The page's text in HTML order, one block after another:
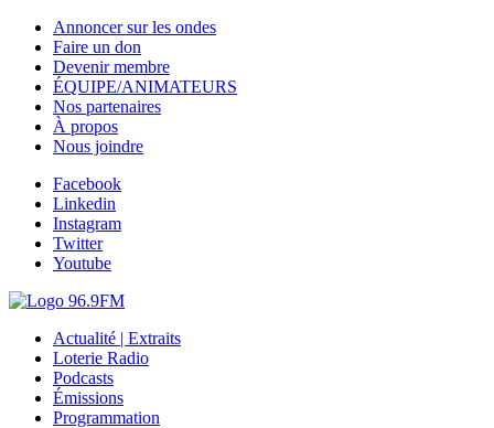
Annoncer sur les ondes
Faire un don
Devenir membre
ÉQUIPE/ANIMATEURS
Nos partenaires
À propos
Nous joindre
Facebook
Linkedin
Instagram
Twitter
Youtube
Actualité | Extraits
Loterie Radio
Podcasts
Émissions
Programmation